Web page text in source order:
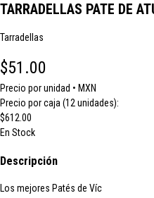
TARRADELLAS PATE DE
Tarradellas
$51.00
Precio por unidad • MXN
Precio por caja (12 unidades):
$612.00
En Stock
Descripción
Los mejores Patés de Víc